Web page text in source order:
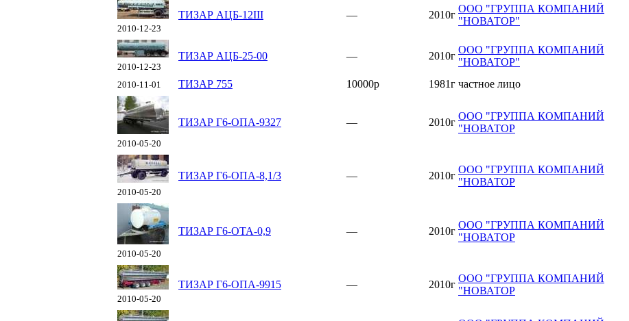
2010-12-23
ТИЗАР АЦБ-12III — 2010г
ООО "ГРУППА КОМПАНИЙ
"НОВАТОР"
2010-12-23
ТИЗАР АЦБ-25-00 — 2010г
ООО "ГРУППА КОМПАНИЙ
"НОВАТОР"
2010-11-01 ТИЗАР 755 10000р 1981г частное лицо
2010-05-20
ТИЗАР Г6-ОПА-9327 — 2010г
ООО "ГРУППА КОМПАНИЙ
"НОВАТОР
2010-05-20
ТИЗАР Г6-ОПА-8,1/3 — 2010г
ООО "ГРУППА КОМПАНИЙ
"НОВАТОР
2010-05-20
ТИЗАР Г6-ОТА-0,9 — 2010г
ООО "ГРУППА КОМПАНИЙ
"НОВАТОР
2010-05-20
ТИЗАР Г6-ОПА-9915 — 2010г
ООО "ГРУППА КОМПАНИЙ
"НОВАТОР